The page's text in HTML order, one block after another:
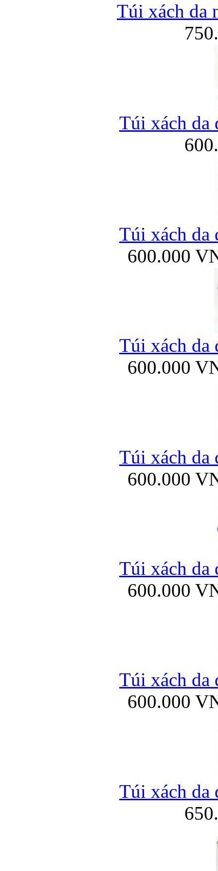
Túi xách da
Túi xách da
Túi xách da
600.000
Túi xách da
600.000
Túi xách da
600.000
Túi xách da
600.000
Túi xách da
600.000
Túi xách da